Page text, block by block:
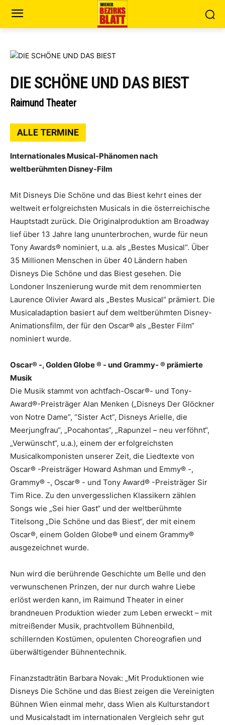
DIE SCHÖNE UND DAS BIEST
Raimund Theater
ALLE TERMINE
Internationales Musical-Phänomen nach
weltberühmten Disney-Film
Mit Disneys Die Schöne und das Biest kehrt eines der
weltweit erfolgreichsten Musicals in die österreichische
Hauptstadt zurück. Die Originalproduktion am Broadway
lief über 13 Jahre lang ununterbrochen, wurde für neun
Tony Awards® nominiert, u.a. als „Bestes Musical“. Über
35 Millionen Menschen in über 40 Ländern haben
Disneys Die Schöne und das Biest gesehen. Die
Londoner Inszenierung wurde mit dem renommierten
Laurence Olivier Award als „Bestes Musical“ prämiert. Die
Musicaladaption basiert auf dem weltberühmten Disney-
Animationsfilm, der für den Oscar® als „Bester Film“
nominiert wurde.
Oscar® -, Golden Globe ® - und Grammy- ® prämierte
Musik
Die Musik stammt von achtfach-Oscar®- und Tony-
Award®-Preisträger Alan Menken („Disneys Der Glöckner
von Notre Dame”, “Sister Act”, Disneys Arielle, die
Meerjungfrau“, „Pocahontas“, „Rapunzel – neu verföhnt“,
„Verwünscht“, u.a.), einem der erfolgreichsten
Musicalkomponisten unserer Zeit, die Liedtexte von
Oscar® -Preisträger Howard Ashman und Emmy® -,
Grammy® -, Oscar® - und Tony Award® -Preisträger Sir
Tim Rice. Zu den unvergesslichen Klassikern zählen
Songs wie „Sei hier Gast“ und der weltberühmte
Titelsong „Die Schöne und das Biest“, der mit einem
Oscar®, einem Golden Globe® und einem Grammy®
ausgezeichnet wurde.
Nun wird die berührende Geschichte um Belle und den
verwunschenen Prinzen, der nur durch wahre Liebe
erlöst werden kann, im Raimund Theater in einer
brandneuen Produktion wieder zum Leben erweckt – mit
mitreißender Musik, prachtvollem Bühnenbild,
schillernden Kostümen, opulenten Choreografien und
überwältigender Bühnentechnik.
Finanzstadträtin Barbara Novak: „Mit Produktionen wie
Disneys Die Schöne und das Biest zeigen die Vereinigten
Bühnen Wien einmal mehr, dass Wien als Kulturstandort
und Musicalstadt im internationalen Vergleich sehr gut